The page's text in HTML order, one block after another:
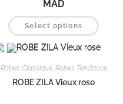
MAD
Select options
Robes Classique, Robes Tendance
ROBE ZILA Vieux rose